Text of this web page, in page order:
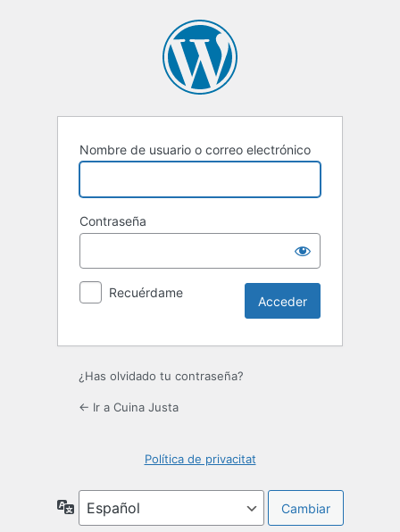
Nombre de usuario o correo electrónico
Contraseña
Recuérdame
¿Has olvidado tu contraseña?
← Ir a Cuina Justa
Política de privacitat
Idioma